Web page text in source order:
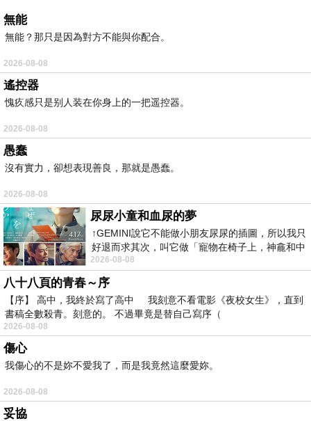
無能
無能？那只是因為對方不能與你配合。
2026-08-08
遙控器
愧疚感只是别人装在你身上的一把遥控器。
2026-08-08
愚蠢
沒有實力，卻想表現善良，那就是愚蠢。
2026-08-08
尿尿小童和血尿的夢
↑GEMINI說它不能做小朋友尿尿的插圖，所以我只
好退而求其次，叫它做「寵物在椅子上，神龕和中
年人臉孔」的畫了。 六月底
2026-08-08
八十八頁的青春～序
【序】 高中，我終於寫了高中 我刻意不看電影《夜校女生》，直到
書稿全數殺青。刻意的。 不過畢竟是替自己寫序（
2026-08-08
傷心
我傷心的不是妳不愛我了，而是我竟然這麼愛妳。
2026-08-08
妥協